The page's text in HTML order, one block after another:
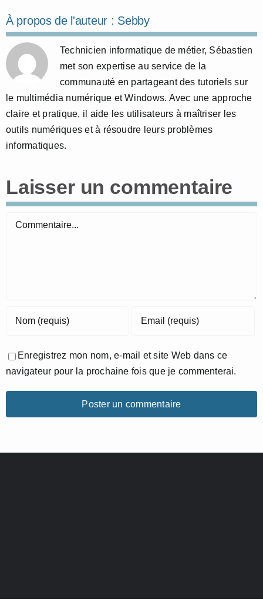
À propos de l'auteur : Sebby
Technicien informatique de métier, Sébastien
met son expertise au service de la
communauté en partageant des tutoriels sur
le multimédia numérique et Windows. Avec une approche
claire et pratique, il aide les utilisateurs à maîtriser les
outils numériques et à résoudre leurs problèmes
informatiques.
Laisser un commentaire
Commentaire
Enregistrez mon nom, e-mail et site Web dans ce
navigateur pour la prochaine fois que je commenterai.